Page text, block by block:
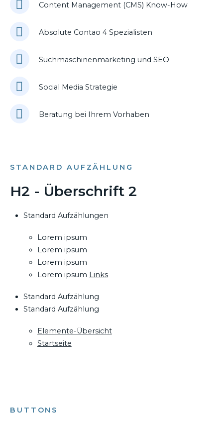
Content Management (CMS) Know-How
Absolute Contao 4 Spezialisten
Suchmaschinenmarketing und SEO
Social Media Strategie
Beratung bei Ihrem Vorhaben
STANDARD AUFZÄHLUNG
H2 - Überschrift 2
Standard Aufzählungen
Lorem ipsum
Lorem ipsum
Lorem ipsum
Lorem ipsum Links
Standard Aufzählung
Standard Aufzählung
Elemente-Übersicht
Startseite
BUTTONS